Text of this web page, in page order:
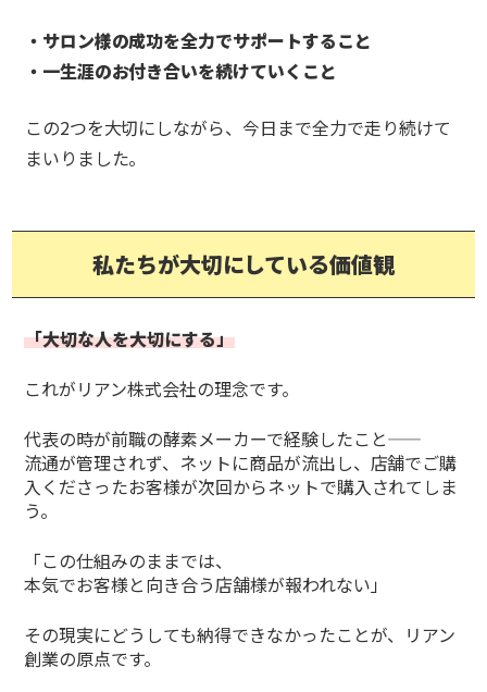
・サロン様の成功を全力でサポートすること
・一生涯のお付き合いを続けていくこと
この2つを大切にしながら、今日まで全力で走り続けて
まいりました。
私たちが大切にしている価値観
「大切な人を大切にする」
これがリアン株式会社の理念です。
代表の時が前職の酵素メーカーで経験したこと——
流通が管理されず、ネットに商品が流出し、店舗でご購
入くださったお客様が次回からネットで購入されてしま
う。
「この仕組みのままでは、
本気でお客様と向き合う店舗様が報われない」
その現実にどうしても納得できなかったことが、リアン
創業の原点です。